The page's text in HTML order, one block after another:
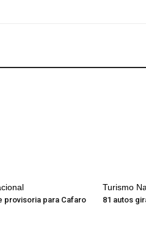
provisoria para Cafaro
Turismo
81 autos